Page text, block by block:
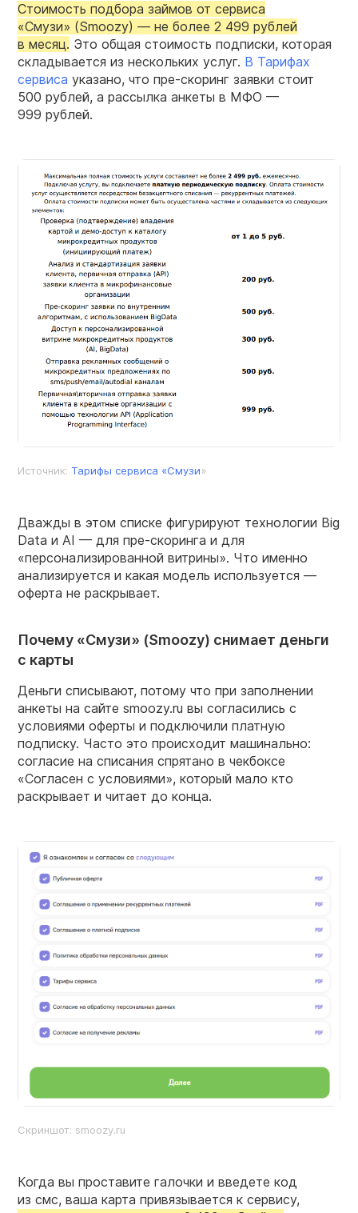
Стоимость подбора займов от сервиса
«Смузи» (Smoozy) — не более 2 499 рублей
в месяц. Это общая стоимость подписки, которая
складывается из нескольких услуг. В Тарифах
сервиса указано, что пре-скоринг заявки стоит
500 рублей, а рассылка анкеты в МФО —
999 рублей.
Источник: Тарифы сервиса «Смузи»
Дважды в этом списке фигурируют технологии Big
Data и AI — для пре-скоринга и для
«персонализированной витрины». Что именно
анализируется и какая модель используется —
оферта не раскрывает.
Почему «Смузи» (Smoozy) снимает деньги
с карты
Деньги списывают, потому что при заполнении
анкеты на сайте smoozy.ru вы согласились с
условиями оферты и подключили платную
подписку. Часто это происходит машинально:
согласие на списания спрятано в чекбоксе
«Согласен с условиями», который мало кто
раскрывает и читает до конца.
Скриншот: smoozy.ru
Когда вы проставите галочки и введете код
из смс, ваша карта привязывается к сервису,